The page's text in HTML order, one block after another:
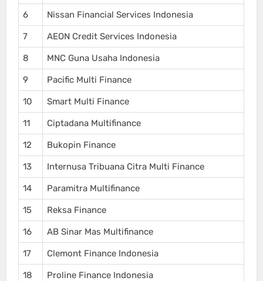
6 Nissan Financial Services Indonesia
7 AEON Credit Services Indonesia
8 MNC Guna Usaha Indonesia
9 Pacific Multi Finance
10 Smart Multi Finance
11 Ciptadana Multifinance
12 Bukopin Finance
13 Internusa Tribuana Citra Multi Finance
14 Paramitra Multifinance
15 Reksa Finance
16 AB Sinar Mas Multifinance
17 Clemont Finance Indonesia
18 Proline Finance Indonesia